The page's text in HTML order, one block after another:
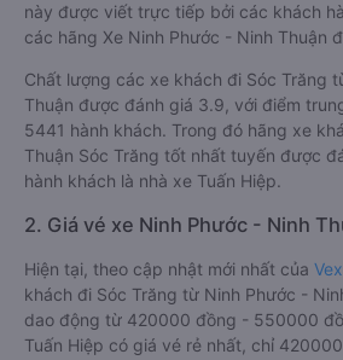
này được viết trực tiếp bởi các khách
các hãng Xe Ninh Phước - Ninh Thuận
Chất lượng các xe khách đi Sóc Trăng
Thuận được đánh giá 3.9, với điểm
5441 hành khách. Trong đó hãng xe
Thuận Sóc Trăng tốt nhất tuyến được
hành khách là nhà xe Tuấn Hiệp.
2. Giá vé xe Ninh Phước - Ninh
Hiện tại, theo cập nhật mới nhất của
khách đi Sóc Trăng từ Ninh Phước -
dao động từ 420000 đồng - 550000
Tuấn Hiệp có giá vé rẻ nhất, chỉ